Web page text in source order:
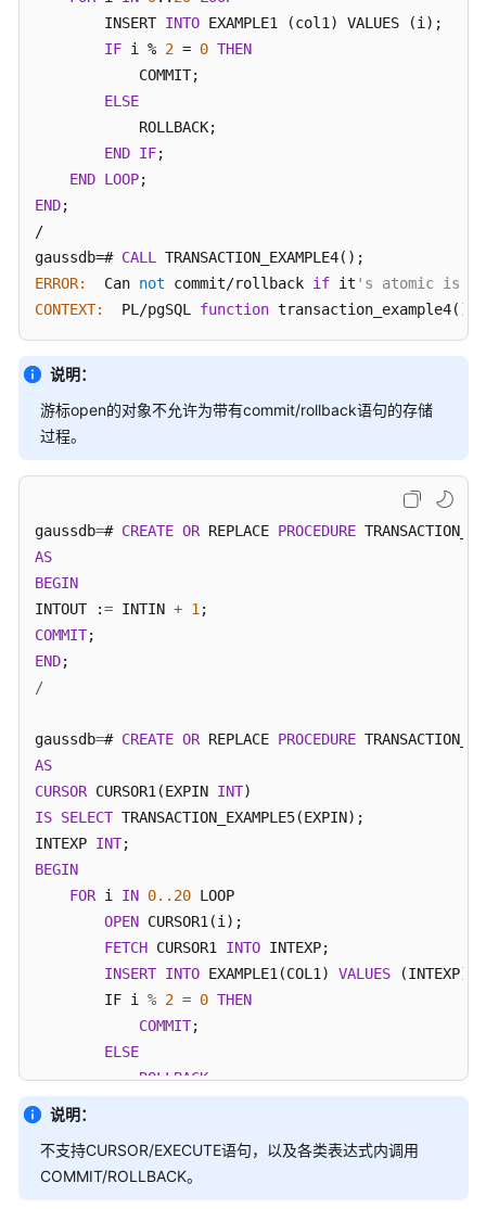
        INSERT
INTO EXAMPLE1 (col1) VALUES (i);
IF i % 2 = 0 THEN
            COMMIT;
ELSE
            ROLLBACK;
END IF;
END LOOP
END;
/
gaussdb=# CALL
ERROR:
  Can
not commit/rollback if it 's atomic is
CONTEXT:
  PL/pgSQL
function
说明：
游标open的对象不允许为带有commit/rollback语句的存储
过程。
gaussdb=# CREATE OR REPLACE PROCEDURE
AS
BEGIN
INTOUT := INTIN + 1
COMMIT
END
/
gaussdb=# CREATE OR REPLACE PROCEDURE
AS
CURSOR CURSOR1(EXPIN INT
IS SELECT TRANSACTION_EXAMPLE5(EXPIN);
INTEXP INT
BEGIN
FOR i IN 0. .20 LOOP
OPEN CURSOR1(i);
FETCH CURSOR1 INTO INTEXP;
INSERT INTO EXAMPLE1(COL1) VALUES (INTEXP);
        IF i
% 2 = 0 THEN
COMMIT;
ELSE
ROLLBACK;
END
END
说明：
不支持CURSOR/EXECUTE语句，以及各类表达式内调用
COMMIT/ROLLBACK。